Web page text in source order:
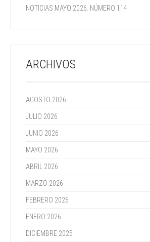
NOTICIAS MAYO 2026. NÚMERO 114
ARCHIVOS
AGOSTO 2026
JULIO 2026
JUNIO 2026
MAYO 2026
ABRIL 2026
MARZO 2026
FEBRERO 2026
ENERO 2026
DICIEMBRE 2025